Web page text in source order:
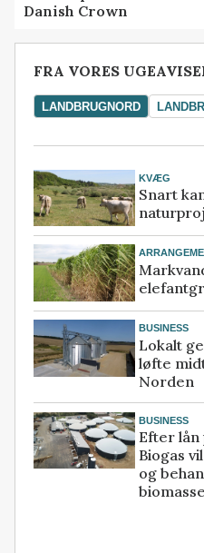
Danish Crown
FRA VORES
LANDBRUGNORD
KVÆG
Snart
BUSINESS
Lokalt
løfte
Norden
BUSINESS
Efter lån
Biogas
og
biomasse